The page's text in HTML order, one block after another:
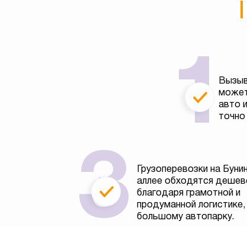
авто
Грузоперевозки на
аллее обходятся
благодаря грамотной и
продуманной логистике,
большому автопарку.